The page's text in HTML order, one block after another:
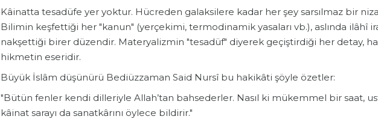
​Kâinatta tesadüfe yer yoktur. Hücreden galaksilere kadar her şey sarsılmaz bir
Bilimin keşfettiği her "kanun" (yerçekimi, termodinamik yasaları vb.), aslında ilâhî
nakşettiği birer düzendir. Materyalizmin "tesadüf" diyerek geçiştirdiği her detay,
hikmetin eseridir.
​Büyük İslâm düşünürü Bediüzzaman Said Nursî bu hakikâti şöyle özetler:
​"Bütün fenler kendi dilleriyle Allah’tan bahsederler. Nasıl ki mükemmel bir saat,
kâinat sarayı da sanatkârını öylece bildirir."